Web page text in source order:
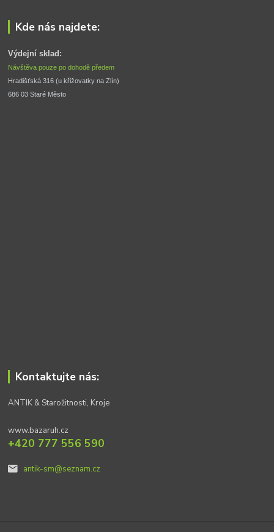
Kde nás najdete:
Výdejní sklad:
Návštěva pouze po dohodě předem
Hradišťská 316 (u křižovatky na Zlín)
686 03 Staré Město
Kontaktujte nás:
ANTIK & Starožitnosti, Kroje
www.bazaruh.cz
+420 777 556 590
antik-sm@seznam.cz